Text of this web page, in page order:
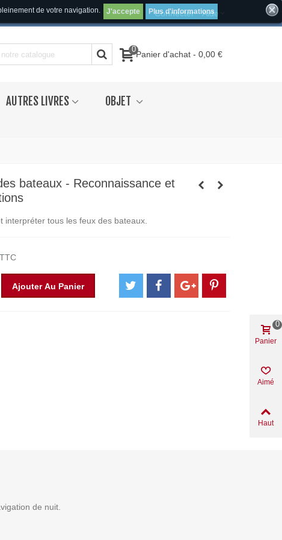
Connecter Aide
de votre navigation. J'accepte Plus d'informations
0Panier d'achat - 0,00 €
AUTRES LIVRES
OBJET
bateaux - Reconnaissance et
interpréter tous les feux des bateaux.
TTC
Ajouter Au Panier
de nuit.
Panier
0
Aimé
Haut